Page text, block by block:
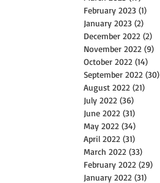
February 2023 (1)
January 2023 (2)
December 2022 (2)
November 2022 (9)
October 2022 (14)
September 2022 (30)
August 2022 (21)
July 2022 (36)
June 2022 (31)
May 2022 (34)
April 2022 (31)
March 2022 (33)
February 2022 (29)
January 2022 (31)